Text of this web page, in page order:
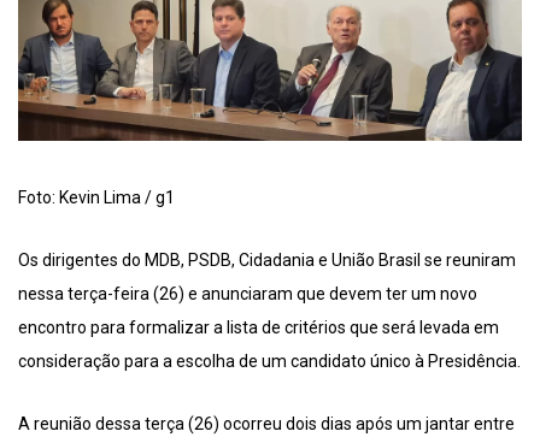
Foto: Kevin Lima / g1
Os dirigentes do MDB, PSDB, Cidadania e União Brasil se reuniram
nessa terça-feira (26) e anunciaram que devem ter um novo
encontro para formalizar a lista de critérios que será levada em
consideração para a escolha de um candidato único à Presidência.
A reunião dessa terça (26) ocorreu dois dias após um jantar entre